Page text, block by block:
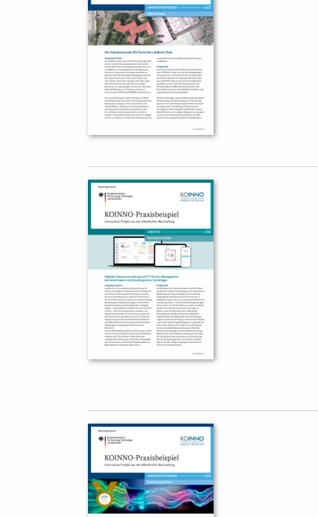
Öffnet
Einzelsicht
Öffnet
Einzelsicht